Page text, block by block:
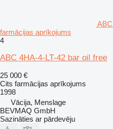
farmācijas aprīkojums
4
ABC 4HA-4-LT-42 bar oil free
25 000 €
Cits farmācijas aprīkojums
1998
Vācija, Menslage
BEVMAQ GmbH
Sazināties ar pārdevēju